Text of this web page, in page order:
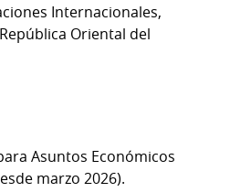
Internacionales,
Oriental del
Asuntos Económicos
marzo 2026).